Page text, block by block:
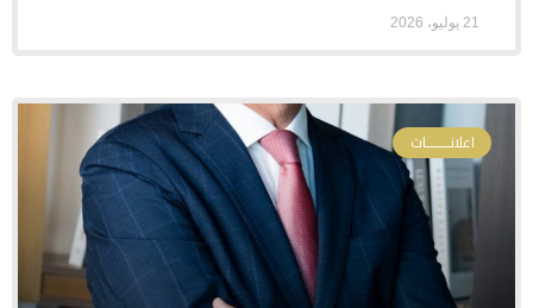
21 يوليو، 2026
اعلانـــــــات